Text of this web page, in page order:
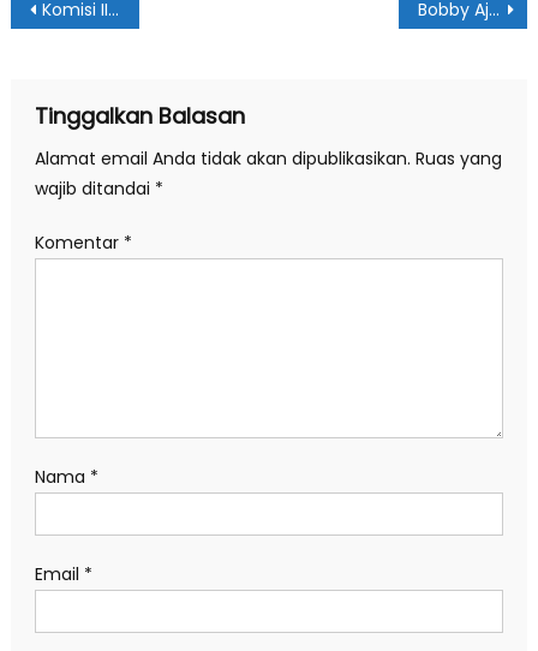
Navigasi
Komisi II Minta Perpustakaan Kota Medan Ditata Lebih Menarik Bobby Ajak Parpol Berkolaborasi Percepat Penanganan Covid-19
Tinggalkan Balasan
Alamat email Anda tidak akan dipublikasikan. Ruas yang
wajib ditandai *
Komentar *
Nama *
Email *